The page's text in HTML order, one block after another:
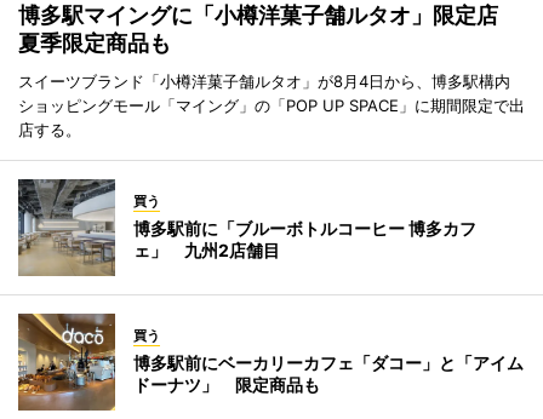
博多駅マイングに「小樽洋菓子舗ルタオ」限定店
夏季限定商品も
スイーツブランド「小樽洋菓子舗ルタオ」が8月4日から、博多駅構内
ショッピングモール「マイング」の「POP UP SPACE」に期間限定で出
店する。
買う
博多駅前に「ブルーボトルコーヒー 博多カフ
ェ」 九州2店舗目
買う
博多駅前にベーカリーカフェ「ダコー」と「アイム
ドーナツ」 限定商品も